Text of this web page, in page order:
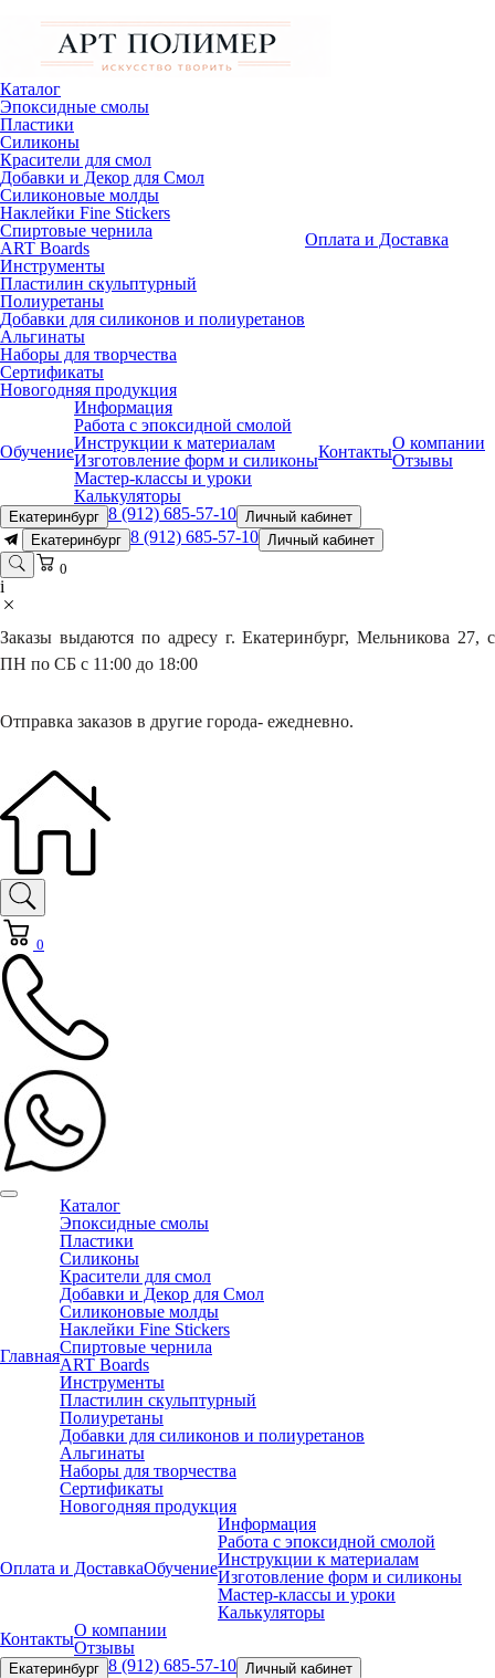
Каталог
Эпоксидные смолы
Пластики
Силиконы
Красители для смол
Добавки и Декор для Смол
Силиконовые молды
Наклейки Fine Stickers
Спиртовые чернила
ART Boards
Инструменты
Пластилин скульптурный
Полиуретаны
Добавки для силиконов и полиуретанов
Альгинаты
Наборы для творчества
Сертификаты
Новогодняя продукция
Оплата и Доставка
Обучение
Информация
Работа с эпоксидной смолой
Инструкции к материалам
Изготовление форм и силиконы
Мастер-классы и уроки
Калькуляторы
КонтактыО компании
Отзывы
Екатеринбург 8 (912) 685-57-10 Личный кабинет
Екатеринбург 8 (912) 685-57-10 Личный кабинет
0
i
Заказы выдаются по адресу г. Екатеринбург, Мельникова 27, с
ПН по СБ с 11:00 до 18:00
Отправка заказов в другие города- ежедневно.
0
Главная
Каталог
Эпоксидные смолы
Пластики
Силиконы
Красители для смол
Добавки и Декор для Смол
Силиконовые молды
Наклейки Fine Stickers
Спиртовые чернила
ART Boards
Инструменты
Пластилин скульптурный
Полиуретаны
Добавки для силиконов и полиуретанов
Альгинаты
Наборы для творчества
Сертификаты
Новогодняя продукция
Оплата и ДоставкаОбучение
Информация
Работа с эпоксидной смолой
Инструкции к материалам
Изготовление форм и силиконы
Мастер-классы и уроки
Калькуляторы
КонтактыО компании
Отзывы
Екатеринбург 8 (912) 685-57-10 Личный кабинет